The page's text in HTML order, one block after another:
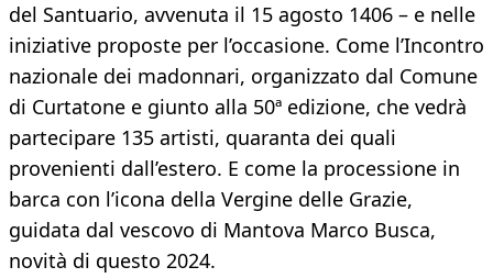
del Santuario, avvenuta il 15 agosto 1406 – e nelle
iniziative proposte per l’occasione. Come l’Incontro
nazionale dei madonnari, organizzato dal Comune
di Curtatone e giunto alla 50ª edizione, che vedrà
partecipare 135 artisti, quaranta dei quali
provenienti dall’estero. E come la processione in
barca con l’icona della Vergine delle Grazie,
guidata dal vescovo di Mantova Marco Busca,
novità di questo 2024.